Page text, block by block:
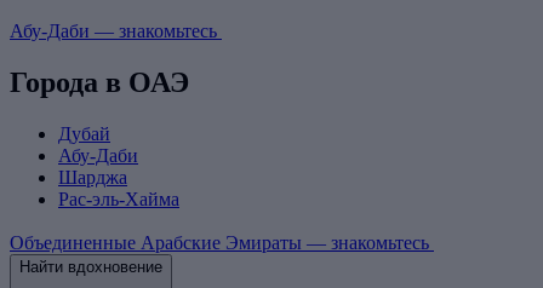
Абу-Даби — знакомьтесь
Города в ОАЭ
Дубай
Абу-Даби
Шарджа
Рас-эль-Хайма
Объединенные Арабские Эмираты — знакомьтесь
Найти вдохновение